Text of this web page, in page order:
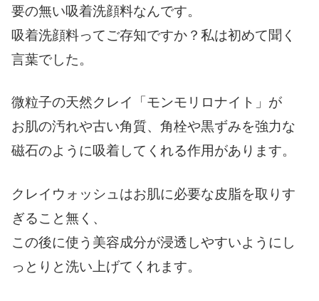
要の無い吸着洗顔料なんです。
吸着洗顔料ってご存知ですか？私は初めて聞く
言葉でした。
微粒子の天然クレイ「モンモリロナイト」が
お肌の汚れや古い角質、角栓や黒ずみを強力な
磁石のように吸着してくれる作用があります。
クレイウォッシュはお肌に必要な皮脂を取りす
ぎること無く、
この後に使う美容成分が浸透しやすいようにし
っとりと洗い上げてくれます。